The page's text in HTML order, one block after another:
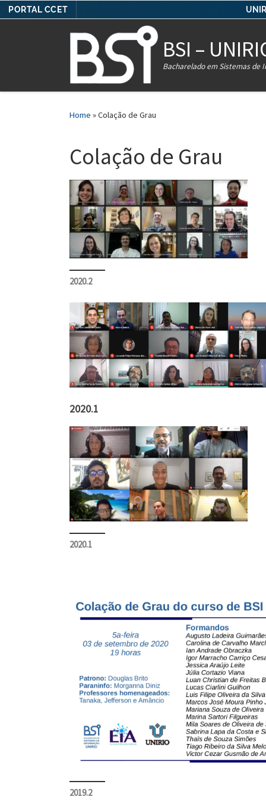
PORTAL CCET
Skip to content
BSI –
Bacharelado em Sistemas de
Home »Colação de Grau
Colação de Grau
2020.2
2020.1
2020.1
2019.2